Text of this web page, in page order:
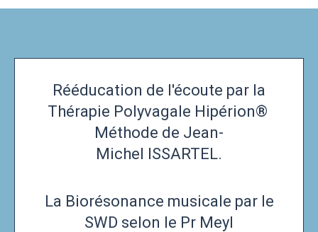
Rééducation de l'écoute par la
Thérapie Polyvagale Hipérion®
Méthode de Jean-
Michel ISSARTEL.
La Biorésonance musicale par le
SWD selon le Pr Meyl